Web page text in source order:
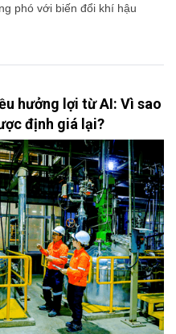
phó với biến đổi khí hậu
hưởng lợi từ AI: Vì sao
định giá lại?